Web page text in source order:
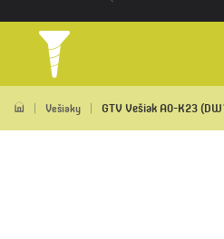
Vešiaky GTV Vešiak A0-K23